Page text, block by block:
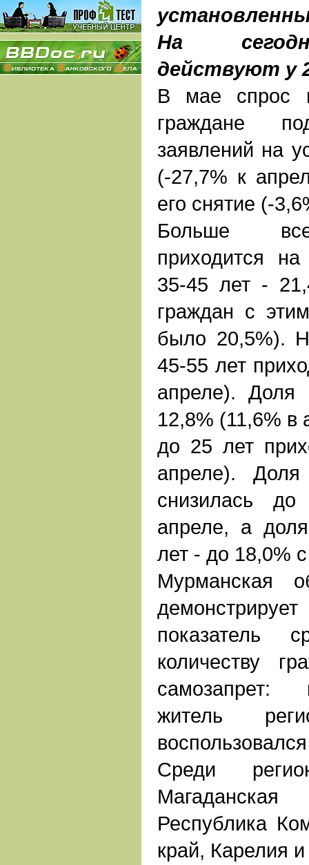
На
действуют у
В мае спрос
граждане
заявлений на
(-27,7% к
его снятие (-
Больше
приходится
35-45 лет -
граждан с
было 20,5%).
45-55 лет
апреле). Доля
12,8% (11,6%
до 25 лет
апреле).
снизилась
апреле, а
лет - до 18,0%
Мурманская
показатель
количеству
самозапрет:
житель
Среди
Республика
край, Карелия